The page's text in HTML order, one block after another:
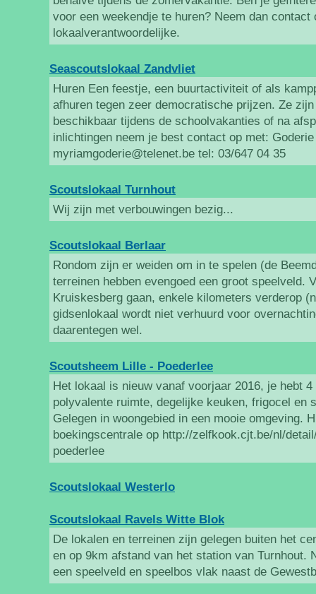
voor een weekendje te huren? Neem dan contact
lokaalverantwoordelijke.
Seascoutslokaal Zandvliet
Huren Een feestje, een buurtactiviteit of als
afhuren tegen zeer democratische prijzen. Ze
beschikbaar tijdens de schoolvakanties of na
inlichtingen neem je best contact op met:
myriamgoderie@telenet.be tel: 03/647 04 35
Scoutslokaal Turnhout
Wij zijn met verbouwingen bezig...
Scoutslokaal Berlaar
Rondom zijn er weiden om in te spelen (de
terreinen hebben evengoed een groot speelveld.
Kruiskesberg gaan, enkele kilometers verderop
gidsenlokaal wordt niet verhuurd voor
daarentegen wel.
Scoutsheem Lille - Poederlee
Het lokaal is nieuw vanaf voorjaar 2016, je hebt
polyvalente ruimte, degelijke keuken, frigocel en
Gelegen in woongebied in een mooie omgeving.
boekingscentrale op http://zelfkook.cjt.be/nl/
poederlee
Scoutslokaal Westerlo
Scoutslokaal Ravels Witte Blok
De lokalen en terreinen zijn gelegen buiten het
en op 9km afstand van het station van Turnhout.
een speelveld en speelbos vlak naast de